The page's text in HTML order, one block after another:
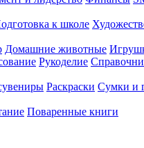
к школе
Домашние животные
Рукоделие
Раскраски Сумки и
Поваренные книги